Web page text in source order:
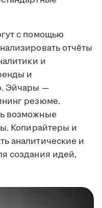
с помощью
отчёты
и
и
Эйчары —
резюме.
возможные
Копирайтеры и
аналитические и
создания идей,